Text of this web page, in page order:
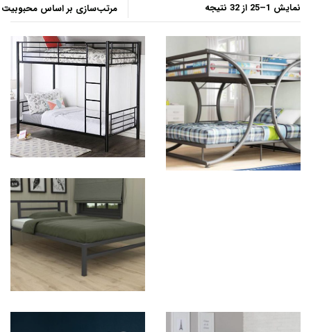
نمایش 1–25 از 32 نتیجه
بر
اساس
محبوبیت